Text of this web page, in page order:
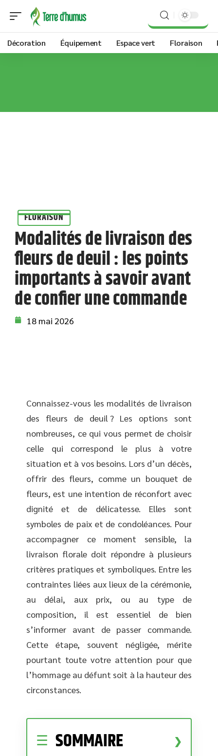
Décoration Équipement Espace vert Floraison
FLORAISON
Modalités de livraison des
fleurs de deuil : les points
importants à savoir avant
de confier une commande
18 mai 2026
Connaissez-vous les modalités de livraison
des fleurs de deuil ? Les options sont
nombreuses, ce qui vous permet de choisir
celle qui correspond le plus à votre
situation et à vos besoins. Lors d’un décès,
offrir des fleurs, comme un bouquet de
fleurs, est une intention de réconfort avec
dignité et de délicatesse. Elles sont
symboles de paix et de condoléances. Pour
accompagner ce moment sensible, la
livraison florale doit répondre à plusieurs
critères pratiques et symboliques. Entre les
contraintes liées aux lieux de la cérémonie,
au délai, aux prix, ou au type de
composition, il est essentiel de bien
s’informer avant de passer commande.
Cette étape, souvent négligée, mérite
pourtant toute votre attention pour que
l’hommage au défunt soit à la hauteur des
circonstances.
SOMMAIRE